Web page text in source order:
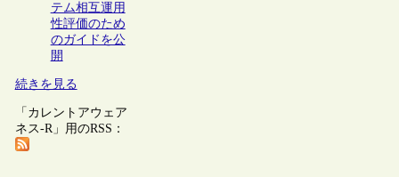
テム相互運用
性評価のため
のガイドを公
開
続きを見る
「カレントアウェア
ネス-R」用のRSS：